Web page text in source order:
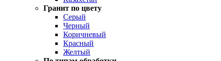
Гранит по цвету
Серый
Черный
Коричневый
Красный
Желтый